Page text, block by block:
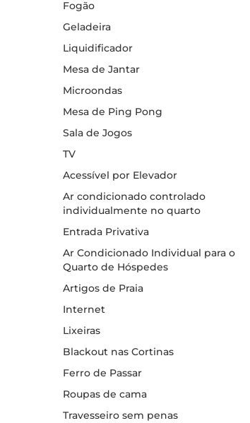
Fogão
Geladeira
Liquidificador
Mesa de Jantar
Microondas
Mesa de Ping Pong
Sala de Jogos
TV
Acessível por Elevador
Ar condicionado controlado
individualmente no quarto
Entrada Privativa
Ar Condicionado Individual para o
Quarto de Hóspedes
Artigos de Praia
Internet
Lixeiras
Blackout nas Cortinas
Ferro de Passar
Roupas de cama
Travesseiro sem penas